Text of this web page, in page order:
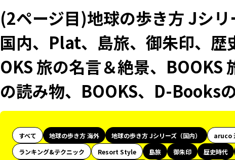
(2ページ目)地球の歩き方 Jシ
国内、Plat、島旅、御朱印、歴
OKS 旅の名言＆絶景、BOOKS
の読み物、BOOKS、D-Books
すべて 地球の歩き方 海外 地球の歩き方 Jシリーズ（国内） aruco
ランキング&テクニック
Resort Style 島旅 御朱印 歴史時代